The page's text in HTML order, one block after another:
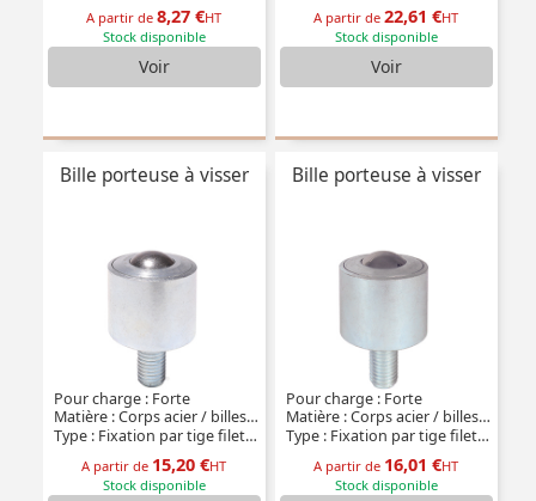
A partir de8,27 €HT
Stock disponible
Voir
A partir de22,61 €HT
Stock disponible
Voir
Bille porteuse à visser
Pour charge : Forte
Matière : Corps acier / billes acier
Type : Fixation par tige filetée
A partir de 15,20 €HT
Stock disponible
Bille porteuse à visser
Pour charge : Forte
Matière : Corps acier / billes inox
Type : Fixation par tige filetée
A partir de 16,01 €HT
Stock disponible